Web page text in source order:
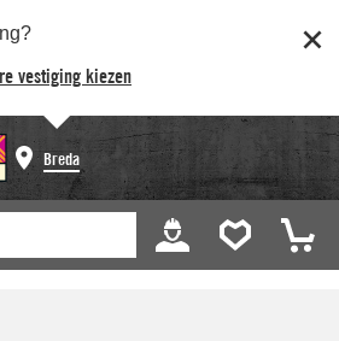
vestiging kiezen
Breda